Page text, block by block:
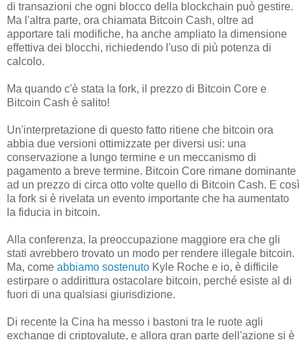
di transazioni che ogni blocco della blockchain può gestire.
Ma l'altra parte, ora chiamata Bitcoin Cash, oltre ad
apportare tali modifiche, ha anche ampliato la dimensione
effettiva dei blocchi, richiedendo l'uso di più potenza di
calcolo.
Ma quando c'è stata la fork, il prezzo di Bitcoin Core e
Bitcoin Cash è salito!
Un'interpretazione di questo fatto ritiene che bitcoin ora
abbia due versioni ottimizzate per diversi usi: una
conservazione a lungo termine e un meccanismo di
pagamento a breve termine. Bitcoin Core rimane dominante
ad un prezzo di circa otto volte quello di Bitcoin Cash. E così
la fork si è rivelata un evento importante che ha aumentato
la fiducia in bitcoin.
Alla conferenza, la preoccupazione maggiore era che gli
stati avrebbero trovato un modo per rendere illegale bitcoin.
Ma, come abbiamo sostenuto Kyle Roche e io, è difficile
estirpare o addirittura ostacolare bitcoin, perché esiste al di
fuori di una qualsiasi giurisdizione.
Di recente la Cina ha messo i bastoni tra le ruote agli
exchange di criptovalute, e allora gran parte dell'azione si è